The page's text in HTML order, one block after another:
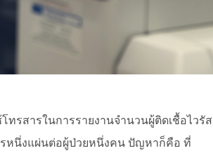
รสารในการรายงานจำนวนผู้ติดเชื้อไวรัส
รหนึ่งแผ่นต่อผู้ป่วยหนึ่งคน ปัญหาก็คือ ที่